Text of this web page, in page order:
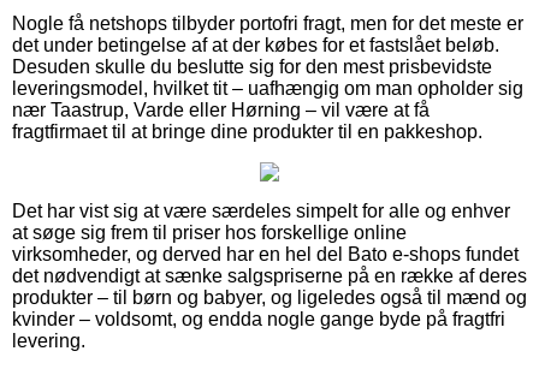
Nogle få netshops tilbyder portofri fragt, men for det meste er
det under betingelse af at der købes for et fastslået beløb.
Desuden skulle du beslutte sig for den mest prisbevidste
leveringsmodel, hvilket tit – uafhængig om man opholder sig
nær Taastrup, Varde eller Hørning – vil være at få
fragtfirmaet til at bringe dine produkter til en pakkeshop.
Det har vist sig at være særdeles simpelt for alle og enhver
at søge sig frem til priser hos forskellige online
virksomheder, og derved har en hel del Bato e-shops fundet
det nødvendigt at sænke salgspriserne på en række af deres
produkter – til børn og babyer, og ligeledes også til mænd og
kvinder – voldsomt, og endda nogle gange byde på fragtfri
levering.